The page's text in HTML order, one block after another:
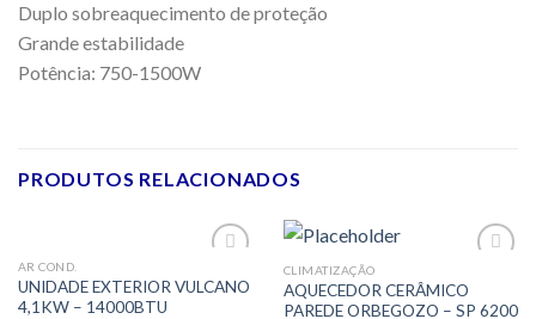
Duplo sobreaquecimento de proteção
Grande estabilidade
Potência: 750-1500W
PRODUTOS RELACIONADOS
aos meus
AR COND.
UNIDADE EXTERIOR VULCANO
4,1KW – 14000BTU
aos meus
desejos
CLIMATIZAÇÃO
AQUECEDOR CERÂMICO
PAREDE ORBEGOZO – SP 6200